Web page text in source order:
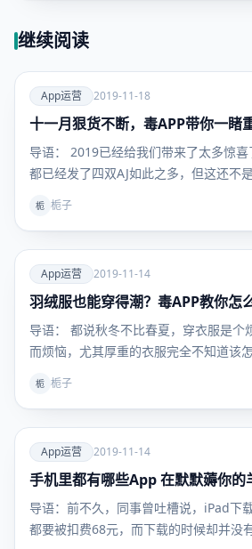
继续阅读
爱
App运
App运营 2019-11-18
十一月狠货不断，毒APP带你一睹
导语： 2019已经给我们带来了太多惊
都已经发了四双AJ如此之多，但这还不
栀 栀子
爱
App运
营
App运营 2019-11-14
羽绒服也能穿得潮？毒APP教你怎
导语： 都说秋冬不比春夏，穿衣服是个
而烦恼，尤其厚重的衣服完全不知道该
栀 栀子
爱
App运
营
App运营 2019-11-14
手机里都有哪些App 在默默薅你的
导语：前不久，同事曾吐槽说，iPad下
都要被扣费68元，而下载的时候却并没